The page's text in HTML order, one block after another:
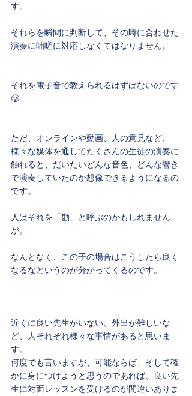
す。
それらを瞬間に判断して、その時に合わせた
演奏に咄嗟に対応しなくてはなりません。
それを電子音で教えられるはずはないのです
🥲
ただ、オンラインや動画、人の意見など、
様々な媒体を通してたくさんの生徒の演奏に
触れると、だいたいどんな音色、どんな響き
で演奏していたのか想像できるようになるの
です。
人はそれを「勘」と呼ぶのかもしれません
が。
なんとなく、この子の場合はこうしたら良く
なるなというのが分かってくるのです。
近くに良い先生がいない、外出が難しいな
ど、人それぞれ様々な事情があると思いま
す。
何度でも言いますが、可能ならば、そして確
かに身につけようと思うのであれば、良い先
生に対面レッスンを受けるのが間違いありま